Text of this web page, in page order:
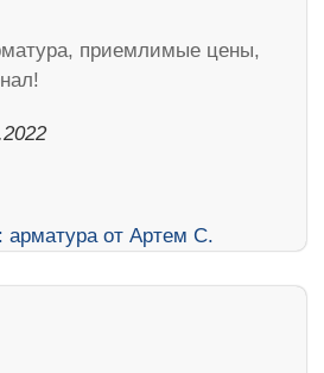
приемлимые цены,